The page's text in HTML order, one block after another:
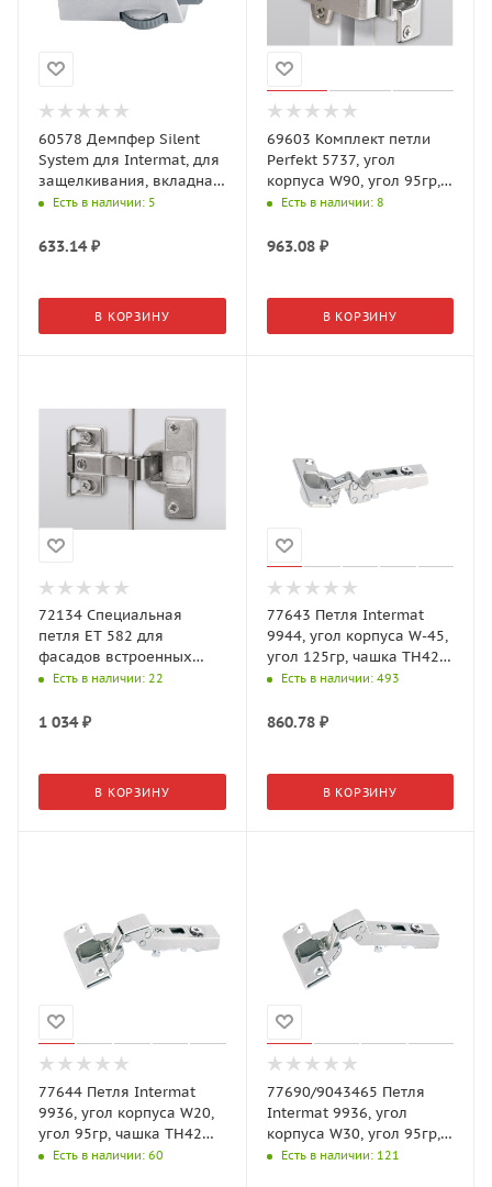
60578 Демпфер Silent
System для Intermat, для
защелкивания, вкладная,
цинковое литье
Есть в наличии: 5
633.14₽
В КОРЗИНУ
69603 Комплект петли
Perfekt 5737, угол
корпуса W90, угол 95гр,
чашка TH42 D35
Есть в наличии: 8
963.08₽
В КОРЗИНУ
72134 Специальная
петля ЕТ 582 для
фасадов встроенных
холодильников
Есть в наличии: 22
1 034₽
В КОРЗИНУ
77643 Петля Intermat
9944, угол корпуса W-45,
угол 125гр, чашка TH42
D35, накладная, B10
Есть в наличии: 493
860.78₽
В КОРЗИНУ
77644 Петля Intermat
9936, угол корпуса W20,
угол 95гр, чашка TH42
D35, накладная, B7
Есть в наличии: 60
77690/9043465 Петля
Intermat 9936, угол
корпуса W30, угол 95гр,
чашка TH42 D35,
Есть в наличии: 121